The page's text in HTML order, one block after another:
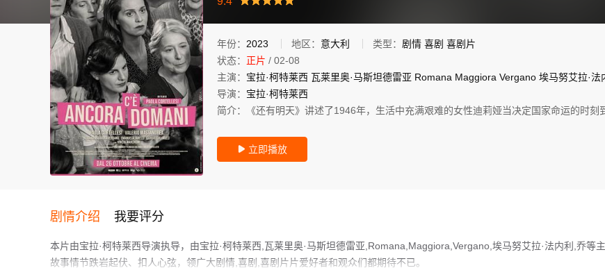
年份： 2023 地区： 意大利 类型： 剧情 喜剧 喜剧片
状态： 正片 / 02-08
主演： 宝拉·柯特莱西 瓦莱里奥·马斯坦德雷亚 Romana Maggiora Vergano 埃马努艾拉·法
导演： 宝拉·柯特莱西
简介：
《还有明天》讲述了1946年，生活中充满艰难的女性迪莉娅当决定国家命运的时
 立即播放
剧情介绍 我要评分
本片由宝拉·柯特莱西导演执导，由宝拉·柯特莱西,瓦莱里奥·马斯坦德雷亚,Romana,Maggiora,Vergano,埃马努艾拉·法内利,乔等主
故事情节跌岩起伏、扣人心弦，领广大剧情,喜剧,喜剧片片爱好者和观众们都期待不已。